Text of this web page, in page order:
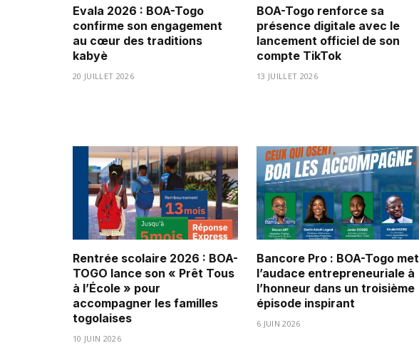
Evala 2026 : BOA-Togo
confirme son engagement
au cœur des traditions
kabyè
20 JUILLET 2026
BOA-Togo renforce sa
présence digitale avec le
lancement officiel de son
compte TikTok
13 JUILLET 2026
Rentrée scolaire 2026 : BOA-
TOGO lance son « Prêt Tous
à l’École » pour
accompagner les familles
togolaises
10 JUIN 2026
Bancore Pro : BOA-Togo met
l’audace entrepreneuriale à
l’honneur dans un troisième
épisode inspirant
6 JUIN 2026